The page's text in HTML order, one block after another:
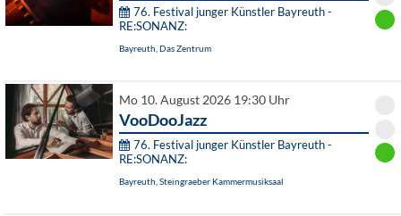
76. Festival junger Künstler Bayreuth -
RE:SONANZ:
Bayreuth, Das Zentrum
Mo 10. August 2026 19:30 Uhr
VooDooJazz
76. Festival junger Künstler Bayreuth -
RE:SONANZ:
Bayreuth, Steingraeber Kammermusiksaal